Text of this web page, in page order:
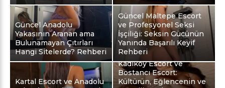
Güncel Anadolu
Yakasının Aranan ama
Bulunamayan Çıtırları
Hangi Sitelerde? Rehberi
Güncel Maltepe Escort
ve Profesyonel Seksi
İşçiliği: Seksin Gücünün
Yanında Başarılı Keyif
Rehberi
Kartal Escort ve Anadolu
Kadıköy Escort ve
Bostancı Escort:
Kültürün, Eğlencenin ve